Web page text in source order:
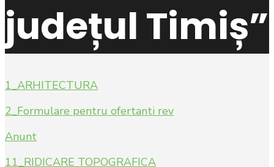
județul Timiș”
1_ARHITECTURA
2_Formulare pentru ofertanti rev
Anunt
11_RIDICARE TOPOGRAFICA